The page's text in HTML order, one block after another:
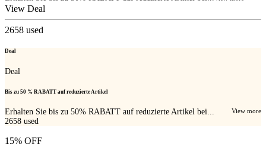
View Deal
2658 used
Deal
Deal
Bis zu 50 % RABATT auf reduzierte Artikel
Erhalten Sie bis zu 50% RABATT auf reduzierte Artikel bei... View more
2658 used
15% OFF